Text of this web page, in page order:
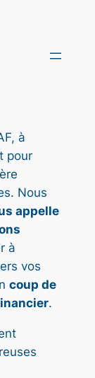
à
pour
Nous
appelle
à
vos
coup de
.